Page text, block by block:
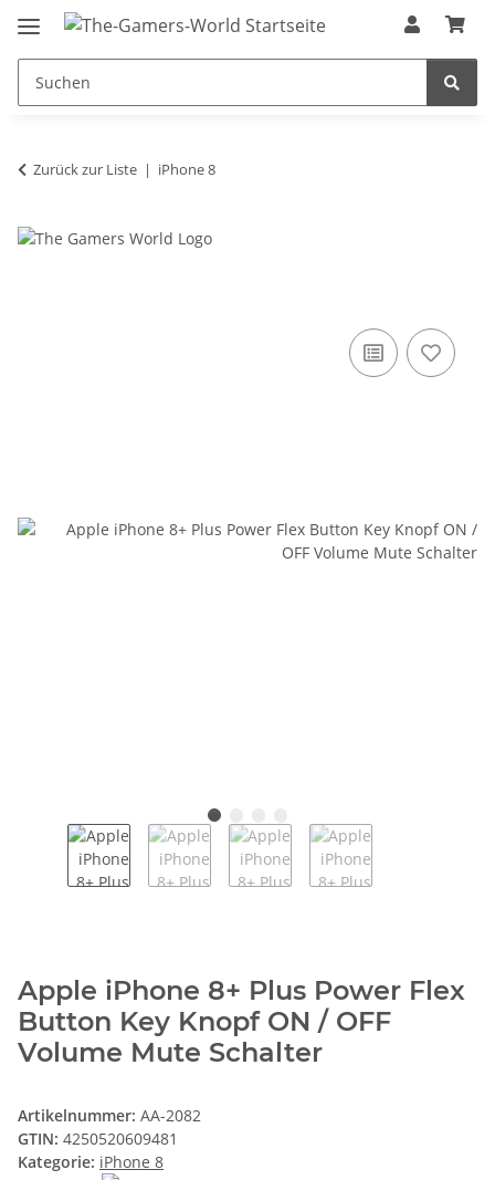
Zurück zur Liste iPhone 8
Apple iPhone 8+ Plus Power Flex
Button Key Knopf ON / OFF
Volume Mute Schalter
Artikelnummer: AA-2082
GTIN: 4250520609481
Kategorie: iPhone 8